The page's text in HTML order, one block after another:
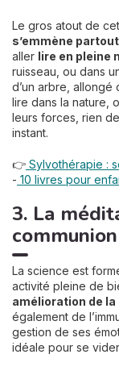
Le gros atout de
s’emmène partout
aller lire en pleine
ruisseau, ou dans
d’un arbre, allongé
lire dans la nature,
leurs forces, rien
instant.
👉 Sylvothérapie :
- 10 livres pour
3. La
La science est
activité pleine de
amélioration de
également de
gestion de ses
idéale pour se